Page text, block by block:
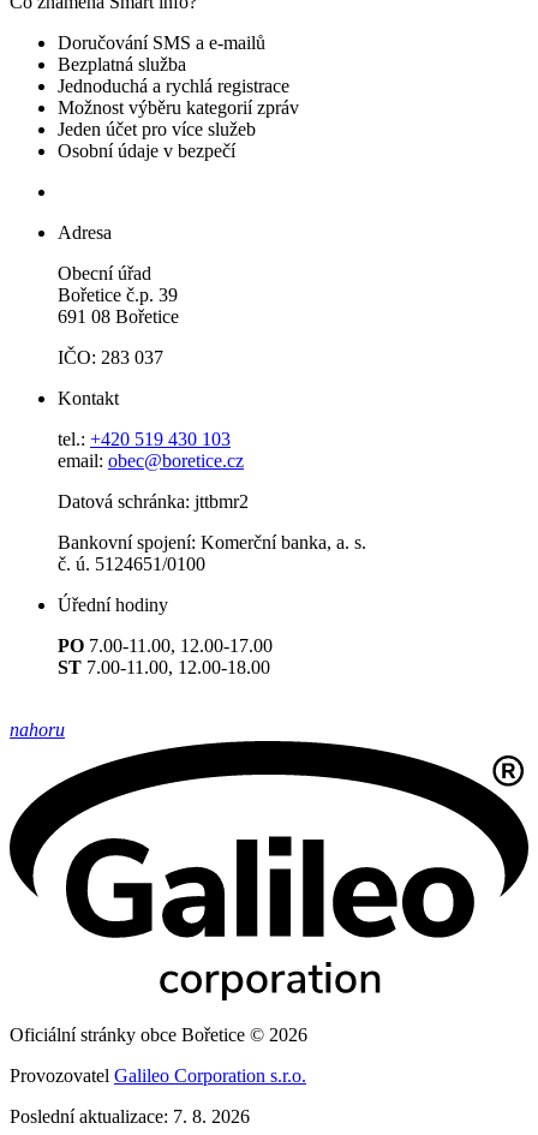
Doručování SMS a e-mailů
Bezplatná služba
Jednoduchá a rychlá registrace
Možnost výběru kategorií zpráv
Jeden účet pro více služeb
Osobní údaje v bezpečí
Adresa
Obecní úřad
Bořetice č.p. 39
691 08 Bořetice
IČO: 283 037
Kontakt
tel.: +420 519 430 103
email: obec@boretice.cz
Datová schránka: jttbmr2
Bankovní spojení: Komerční banka, a. s.
č. ú. 5124651/0100
Úřední hodiny
PO 7.00-11.00, 12.00-17.00
ST 7.00-11.00, 12.00-18.00
nahoru
Oficiální stránky obce Bořetice © 2026
Provozovatel Galileo Corporation s.r.o.
Poslední aktualizace: 7. 8. 2026